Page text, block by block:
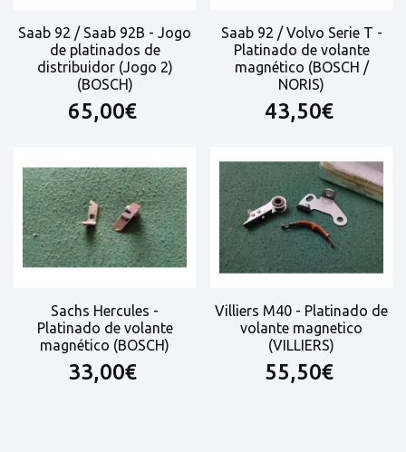
Saab 92 / Saab 92B - Jogo
de platinados de
distribuidor (Jogo 2)
(BOSCH)
65,00€
Saab 92 / Volvo Serie T -
Platinado de volante
magnético (BOSCH /
NORIS)
43,50€
Sachs Hercules -
Platinado de volante
magnético (BOSCH)
33,00€
Villiers M40 - Platinado de
volante magnetico
(VILLIERS)
55,50€